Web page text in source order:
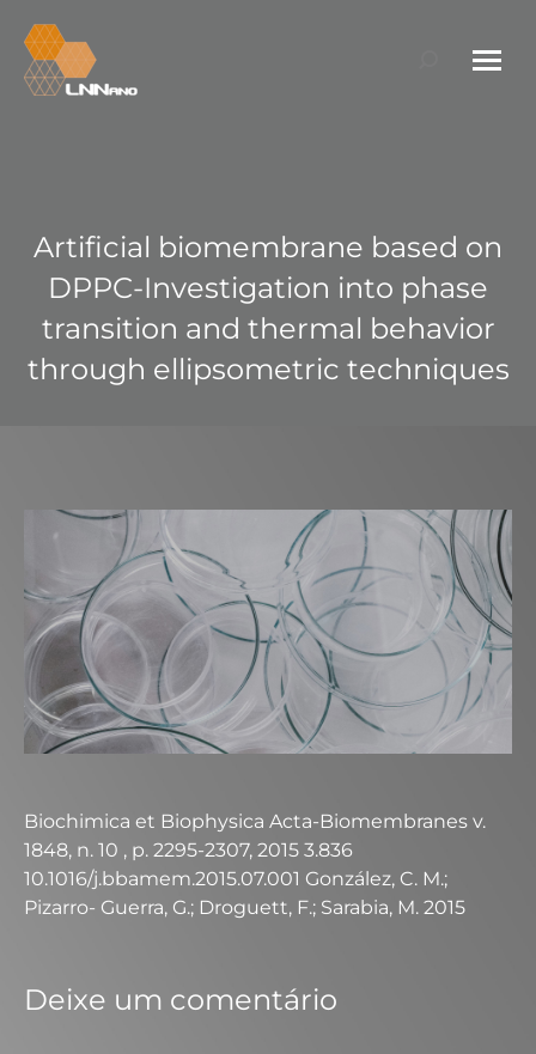
Search:
Artificial biomembrane based on
DPPC-Investigation into phase
transition and thermal behavior
through ellipsometric techniques
Biochimica et Biophysica Acta-Biomembranes v.
1848, n. 10 , p. 2295-2307, 2015 3.836
10.1016/j.bbamem.2015.07.001 González, C. M.;
Pizarro- Guerra, G.; Droguett, F.; Sarabia, M. 2015
Deixe um comentário